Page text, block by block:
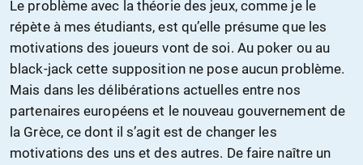
Le problème avec la théorie des jeux, comme je le
répète à mes étudiants, est qu’elle présume que les
motivations des joueurs vont de soi. Au poker ou au
black-jack cette supposition ne pose aucun problème.
Mais dans les délibérations actuelles entre nos
partenaires européens et le nouveau gouvernement de
la Grèce, ce dont il s’agit est de changer les
motivations des uns et des autres. De faire naître un